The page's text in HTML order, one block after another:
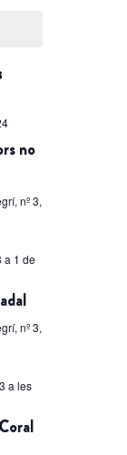
no
nº 3,
a 1 de
nº 3,
a les